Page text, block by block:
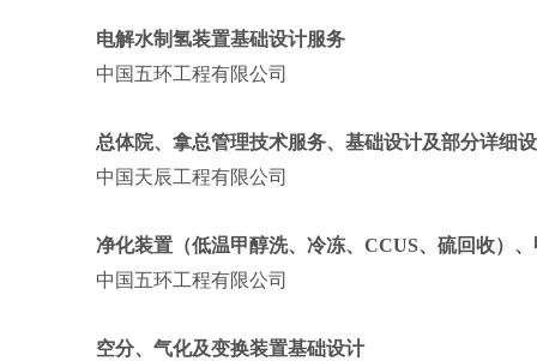
电解水制氢装置基础设计服务
中国五环工程有限公司
总体院、拿总管理技术服务、基础设计及部分详细
中国天辰工程有限公司
净化装置（低温甲醇洗、冷冻、CCUS、硫回收）
中国五环工程有限公司
空分、气化及变换装置基础设计